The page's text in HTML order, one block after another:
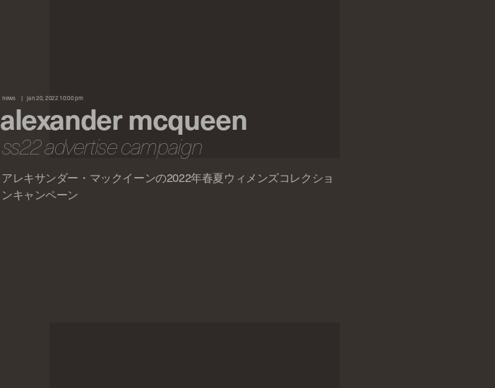
news jan 20, 2022 10:00 pm
alexander mcqueen
ss22 advertise campaign
アレキサンダー・マックイーンの2022年春夏ウィメンズコレクショ
ンキャンペーン